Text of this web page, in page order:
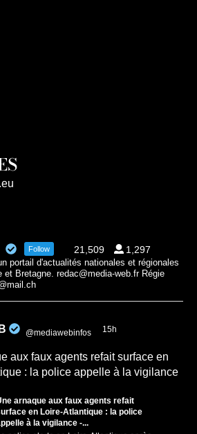
Follow 21,509 1,297
portail d'actualités nationales et régionales
et Bretagne. redac@media-web.fr Régie
@mediawebinfos 15h
aux faux agents refait surface en
: la police appelle à la vigilance
arnaque aux faux agents refait
en Loire-Atlantique : la police
à la vigilance -...